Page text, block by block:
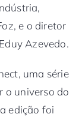
e o diretor
Azevedo.
uma série
o universo do
edição foi